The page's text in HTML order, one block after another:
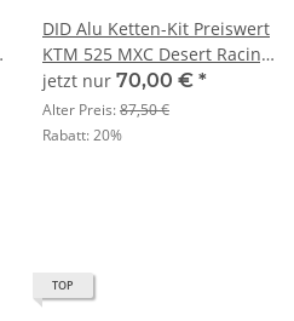
DID Alu Ketten-Kit Preiswert
KTM 525 MXC Desert Racing
Bj. 05
jetzt nur 70,00 € *
Alter Preis:87,50 €
Rabatt:20%
TOP